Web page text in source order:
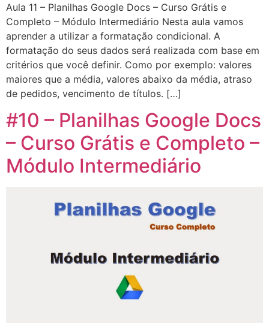
Aula 11 – Planilhas Google Docs – Curso Grátis e
Completo – Módulo Intermediário Nesta aula vamos
aprender a utilizar a formatação condicional. A
formatação do seus dados será realizada com base em
critérios que você definir. Como por exemplo: valores
maiores que a média, valores abaixo da média, atraso
de pedidos, vencimento de títulos. […]
#10 – Planilhas Google Docs
– Curso Grátis e Completo –
Módulo Intermediário